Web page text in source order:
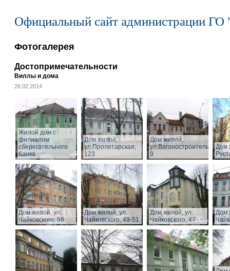
Официальный сайт администрации ГО
Фотогалерея
Достопримечательности
Виллы и дома
28.02.2014
Жилой дом с
филиалом
сберегательного
банка
Дом жилой,
ул.Пролетарская,
123
Дом жилой,
ул.Вагоностроительная,
9
Дом
Дом жилой, ул.
Чайковского, 58
Дом жилой, ул.
Чайковского, 49-51
Дом жилой, ул.
Чайковского, 47
Дом